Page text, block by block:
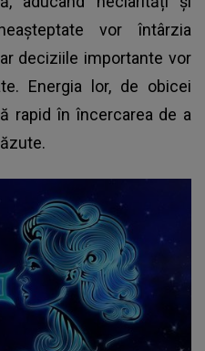
vor întârzia
deciziile importante vor
Energia lor, de obicei
rapid în încercarea de a